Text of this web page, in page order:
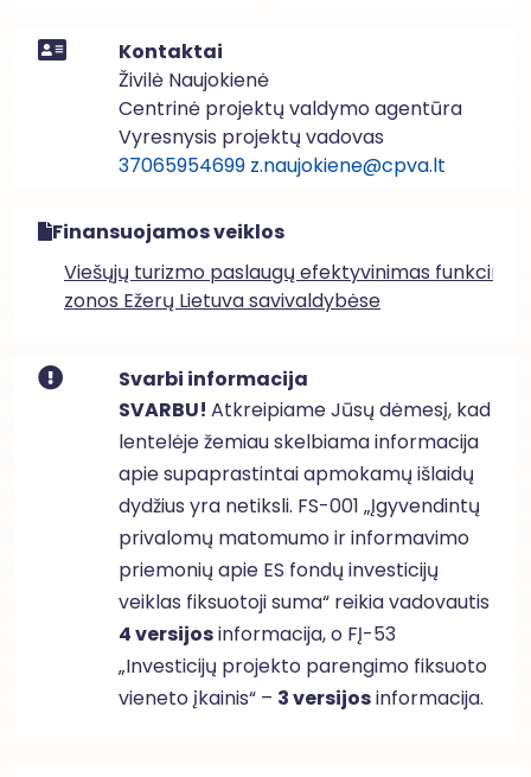
Kontaktai
Živilė Naujokienė
Centrinė projektų valdymo agentūra
Vyresnysis projektų vadovas
37065954699 z.naujokiene@cpva.lt
Finansuojamos veiklos
Viešųjų turizmo paslaugų efektyvinimas funkcinės
zonos Ežerų Lietuva savivaldybėse
Svarbi informacija
SVARBU! Atkreipiame Jūsų dėmesį, kad
lentelėje žemiau skelbiama informacija
apie supaprastintai apmokamų išlaidų
dydžius yra netiksli. FS-001 „Įgyvendintų
privalomų matomumo ir informavimo
priemonių apie ES fondų investicijų
veiklas fiksuotoji suma“ reikia vadovautis
4 versijosinformacija, o FĮ-53
„Investicijų projekto parengimo fiksuoto
vieneto įkainis“ – 3 versijosinformacija.